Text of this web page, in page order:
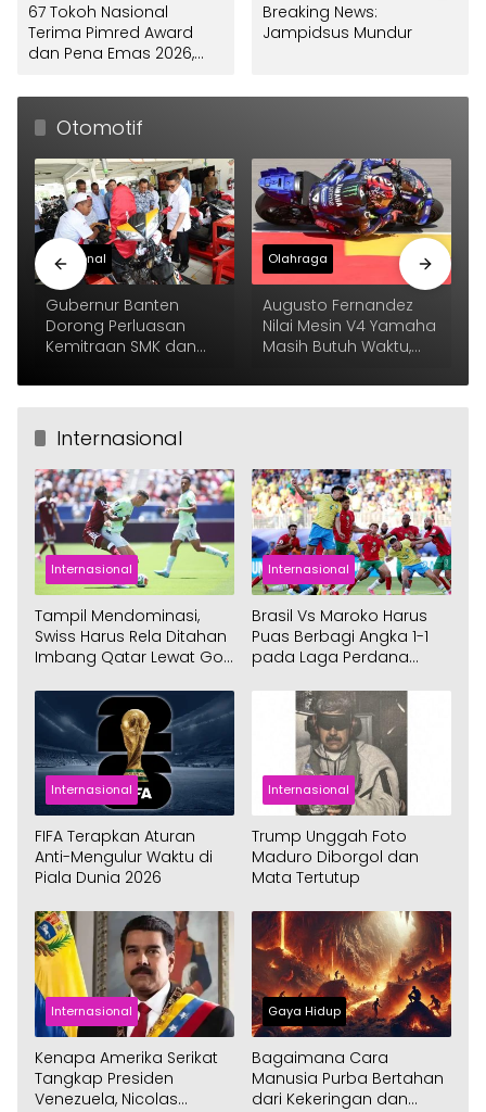
67 Tokoh Nasional
Terima Pimred Award
dan Pena Emas 2026,
Pemimpin yang Dekat
dengan Pers
Breaking News:
Jampidsus Mundur
Otomotif
Nasional
Gubernur Banten
Dorong Perluasan
Kemitraan SMK dan
Olahraga
Augusto Fernandez
Nilai Mesin V4 Yamaha
Masih Butuh Waktu,
Internasional
Internasional
Tampil Mendominasi,
Swiss Harus Rela Ditahan
Imbang Qatar Lewat Gol
Internasional
Brasil Vs Maroko Harus
Puas Berbagi Angka 1-1
pada Laga Perdana
Internasional
FIFA Terapkan Aturan
Anti-Mengulur Waktu di
Piala Dunia 2026
Internasional
Trump Unggah Foto
Maduro Diborgol dan
Mata Tertutup
Internasional
Kenapa Amerika Serikat
Tangkap Presiden
Venezuela, Nicolas
Gaya Hidup
Bagaimana Cara
Manusia Purba Bertahan
dari Kekeringan dan